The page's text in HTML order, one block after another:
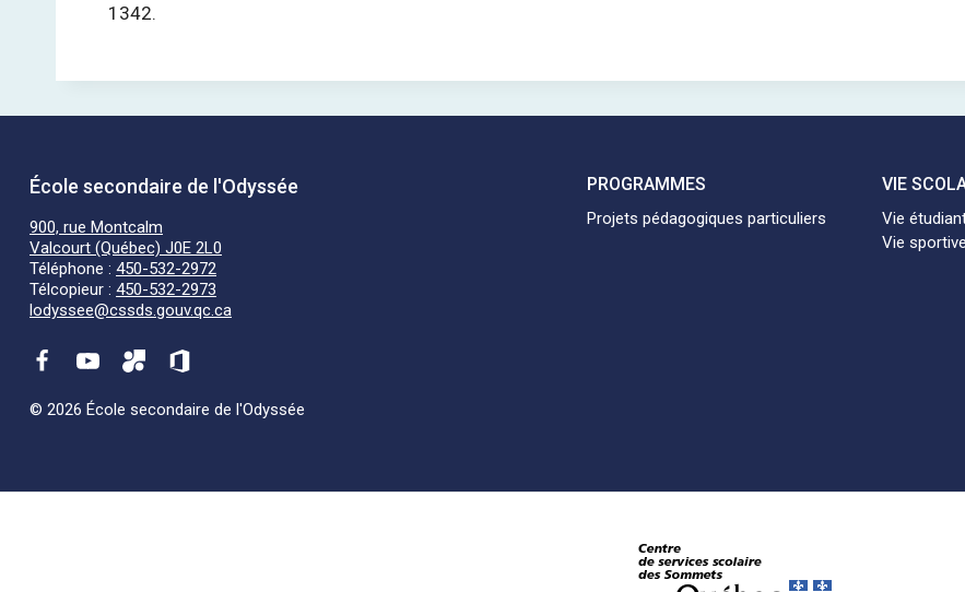
1342.
École secondaire de l'Odyssée
900, rue Montcalm
Valcourt (Québec) J0E 2L0
Téléphone : 450-532-2972
Télcopieur : 450-532-2973
lodyssee@cssds.gouv.qc.ca
© 2026 École secondaire de l'Odyssée
PROGRAMMES
Projets pédagogiques particuliers
VIE
Vie
Vie sportive